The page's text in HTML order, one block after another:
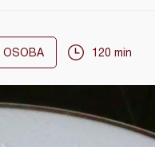
OSOBA 120 min